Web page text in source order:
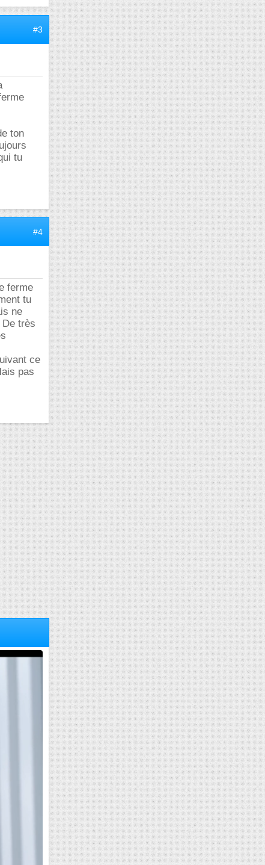
#3
ton
tu
#4
ferme
tu
ne
très
ce
pas